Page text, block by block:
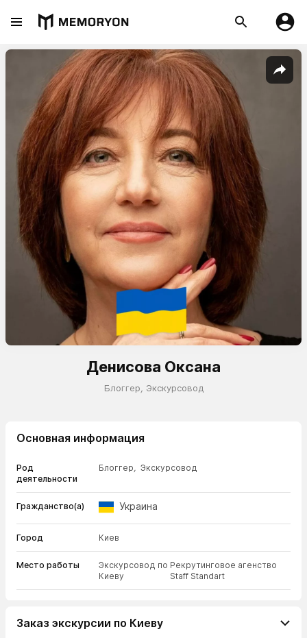
Денисова Оксана
Блоггер, Экскурсовод
Основная информация
Род
деятельности
Блоггер, Экскурсовод
Гражданство(а) Украина
Город Киев
Место работы
Экскурсовод по
Киеву
Рекрутинговое агенство
Staff Standart
Заказ экскурсии по Киеву